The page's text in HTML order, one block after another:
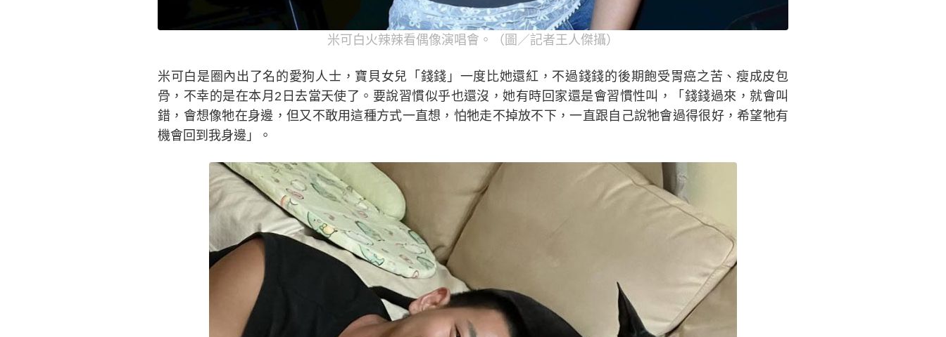
米可白火辣辣看偶像演唱會。（圖／記者王人傑攝）
米可白是圈內出了名的愛狗人士，寶貝女兒「錢錢」一度比她還紅，不過錢錢的後期飽受胃癌之苦、瘦成皮包
骨，不幸的是在本月2日去當天使了。要說習慣似乎也還沒，她有時回家還是會習慣性叫，「錢錢過來，就會叫
錯，會想像牠在身邊，但又不敢用這種方式一直想，怕牠走不掉放不下，一直跟自己說牠會過得很好，希望牠有
機會回到我身邊」。